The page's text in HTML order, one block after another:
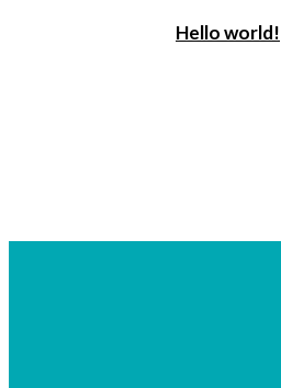
Hello world!